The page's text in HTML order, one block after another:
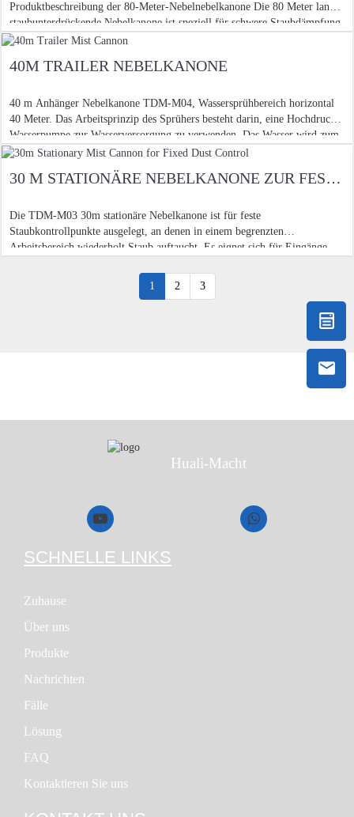
Produktbeschreibung der 80-Meter-Nebelnebelkanone Die 80 Meter lange
staubunterdrückende Nebelkanone ist speziell für schwere Staubdämpfung
konzipiert
40M TRAILER NEBELKANONE
40 m Anhänger Nebelkanone TDM-M04, Wassersprühbereich horizontal
40 Meter. Das Arbeitsprinzip des Sprühers besteht darin, eine Hochdruck-
Wasserpumpe zur Wasserversorgung zu verwenden. Das Wasser wird zum
Sprinklerkopf der
30 M STATIONÄRE NEBELKANONE ZUR FESTEN STAUBKONTROLLE
Die TDM-M03 30m stationäre Nebelkanone ist für feste
Staubkontrollpunkte ausgelegt, an denen in einem begrenzten
Arbeitsbereich wiederholt Staub auftaucht. Es eignet sich für Eingänge
1
2 3
Huali-Macht
SCHNELLE LINKS
Zuhause
Über uns
Produkte
Nachrichten
Fälle
Lösung
FAQ
Kontaktieren Sie uns